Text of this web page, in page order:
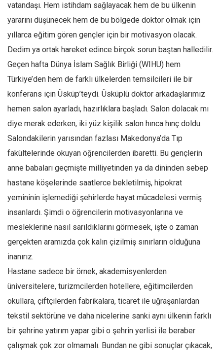
7 soruda bu hafta
Ekonomi
Spor
Manzara
Gıda-Beslenme
Hayat
Türkiye
Siyaset
Dünya
Avrupa
Asya
Afrika
İslam Dünyası
Düşünce
Dosyalar
vatandaşı. Hem istihdam sağlayacak hem de bu ülkenin
yararını düşünecek hem de bu bölgede doktor olmak için
yıllarca eğitim gören gençler için bir motivasyon olacak.
Dedim ya ortak hareket edince birçok sorun baştan halledilir.
Geçen hafta Dünya İslam Sağlık Birliği (WIHU) hem
Türkiye’den hem de farklı ülkelerden temsilcileri ile bir
konferans için Üsküp’teydi. Üsküplü doktor arkadaşlarımız
hemen salon ayarladı, hazırlıklara başladı. Salon dolacak mı
diye merak ederken, iki yüz kişilik salon hınca hınç doldu.
Salondakilerin yarısından fazlası Makedonya’da Tıp
fakültelerinde okuyan öğrencilerden ibaretti. Bu gençlerin
anne babaları geçmişte milliyetinden ya da dininden sebep
hastane köşelerinde saatlerce bekletilmiş, hipokrat
yemininin işlemediği şehirlerde hayat mücadelesi vermiş
insanlardı. Şimdi o öğrencilerin motivasyonlarına ve
mesleklerine nasıl sarıldıklarını görmesek, işte o zaman
gerçekten aramızda çok kalın çizilmiş sınırların olduğuna
inanırız.
Hastane sadece bir örnek, akademisyenlerden
üniversitelere, turizmcilerden hotellere, eğitimcilerden
okullara, çiftçilerden fabrikalara, ticaret ile uğraşanlardan
tekstil sektörüne ve daha nicelerine sanki aynı ülkenin farklı
bir şehrine yatırım yapar gibi o şehrin yerlisi ile beraber
çalışmak çok zor olmamalı. Bundan ne gibi sonuçlar çıkacak,